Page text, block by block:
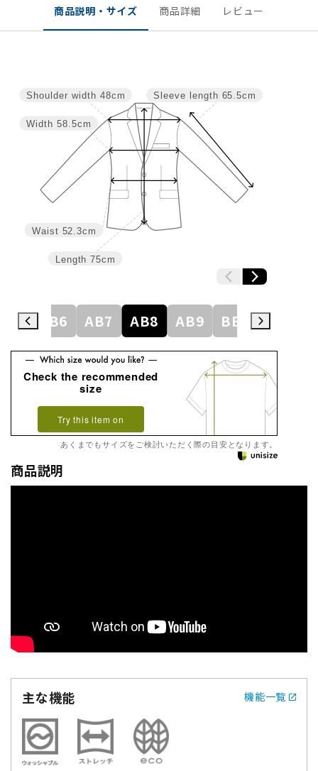
商品説明・サイズ 商品詳細 レビュー
Sleeve length 65.5cm
Length 75cm
Waist 52.3cm
Width 58.5cm
Shoulder width 48cm
AB6 AB7 AB8 AB9 BE3 BE4
Check the recommended
size
Try this item on
あくまでもサイズをご検討いただく際の目安となります。
商品説明
主な機能 機能一覧